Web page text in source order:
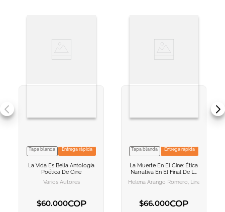
VER INFORMACION
AGREGAR AL
Tapa blanda Entrega rápida
La Vida Es Bella Antología
Poética De Cine
Varios Autores
$60.000COP
VER INFORMACION
AGREGAR AL
Tapa blanda Entrega rápida
La Muerte En El Cine: Ética
Narrativa En El Final De La
Vida
Helena Arango Romero, Lina María
$66.000COP